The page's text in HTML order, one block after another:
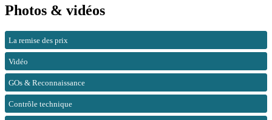
Photos & vidéos
La remise des prix
Vidéo
GOs & Reconnaissance
Contrôle technique